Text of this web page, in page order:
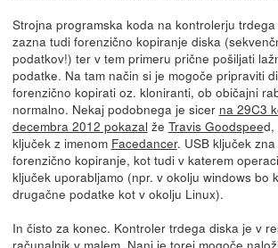
Strojna programska koda na kontrolerju
zazna tudi forenzično kopiranje diska
podatkov!) ter v tem primeru prične pošiljati
podatke. Na tam način si je mogoče pripraviti
forenzično kopirati oz. kloniranti, ob običajni
normalno. Nekaj podobnega je sicer na 29C3
decembra 2012 pokazal že Travis Goodspeed,
ključek z imenom Facedancer. USB ključek
forenzično kopiranje, kot tudi v katerem
ključek uporabljamo (npr. v okolju windows bo
drugačne podatke kot v okolju Linux).
In čisto za konec. Kontroler trdega diska je v
računalnik v malem. Nanj je torej mogoče